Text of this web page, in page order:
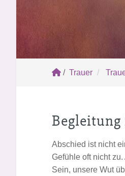
/ Trauer
Abschied ist nicht
Gefühle oft nicht
Sein, unsere Wut